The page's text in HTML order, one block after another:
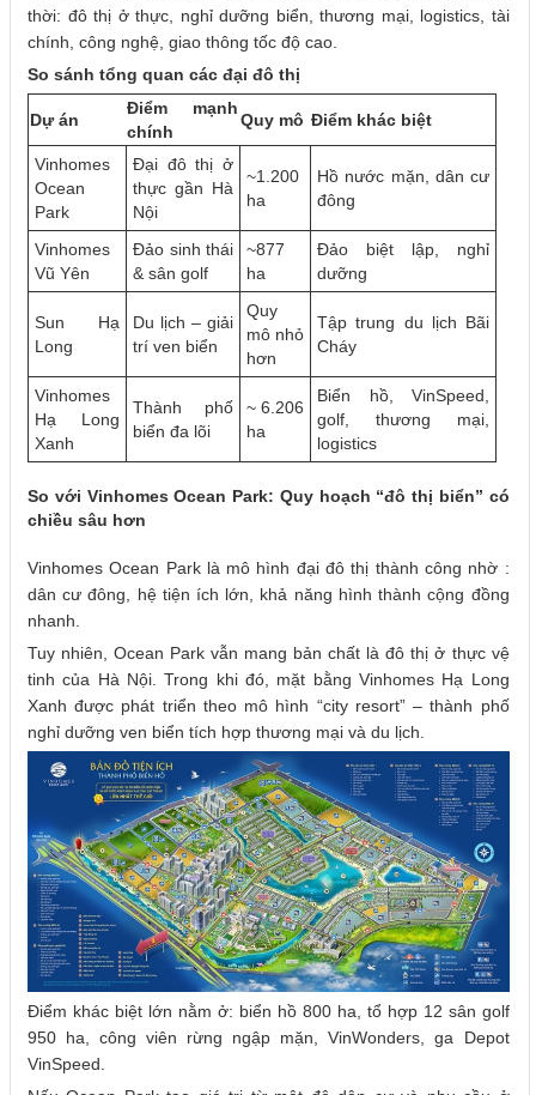
thời: đô thị ở thực, nghỉ dưỡng biển, thương mại, logistics, tài
chính, công nghệ, giao thông tốc độ cao.
So sánh tổng quan các đại đô thị
Dự án
Điểm mạnh
chính
Quy mô Điểm khác biệt
Vinhomes
Ocean
Park
Đại đô thị ở
thực gần Hà
Nội
~1.200
ha
Hồ nước mặn, dân cư
đông
Vinhomes
Vũ Yên
Đảo sinh thái
& sân golf
~877
ha
Đảo biệt lập, nghỉ
dưỡng
Sun Hạ
Long
Du lịch – giải
trí ven biển
Quy
mô nhỏ
hơn
Tập trung du lịch Bãi
Cháy
Vinhomes
Hạ Long
Xanh
Thành phố
biển đa lõi
~ 6.206
ha
Biển hồ, VinSpeed,
golf, thương mại,
logistics
So với Vinhomes Ocean Park: Quy hoạch “đô thị biển” có
chiều sâu hơn
Vinhomes Ocean Park là mô hình đại đô thị thành công nhờ :
dân cư đông, hệ tiện ích lớn, khả năng hình thành cộng đồng
nhanh.
Tuy nhiên, Ocean Park vẫn mang bản chất là đô thị ở thực vệ
tinh của Hà Nội. Trong khi đó, mặt bằng Vinhomes Hạ Long
Xanh được phát triển theo mô hình “city resort” – thành phố
nghỉ dưỡng ven biển tích hợp thương mại và du lịch.
Điểm khác biệt lớn nằm ở: biển hồ 800 ha, tổ hợp 12 sân golf
950 ha, công viên rừng ngập mặn, VinWonders, ga Depot
VinSpeed.